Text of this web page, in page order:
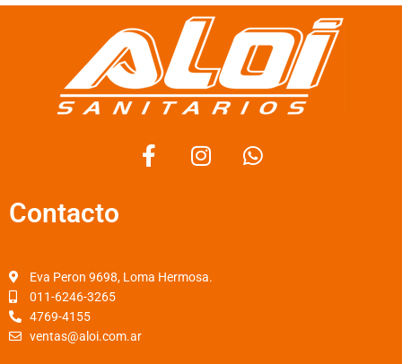
F
a
o
I
n
r
W
h
Contacto
Eva Peron 9698, Loma Hermosa.
011-6246-3265
4769-4155
ventas@aloi.com.ar